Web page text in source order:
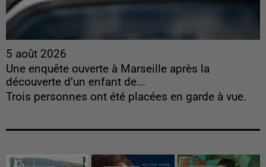
5 août 2026
Une enquête ouverte à Marseille après la
découverte d’un enfant de...
Trois personnes ont été placées en garde à vue.